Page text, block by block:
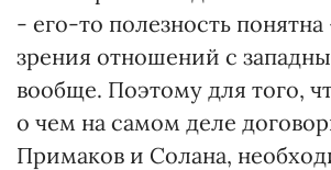
- его-то полезность понятна
зрения отношений с
вообще. Поэтому для того,
о чем на самом деле
Примаков и Солана,